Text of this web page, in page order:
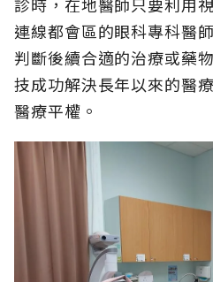
連線都會區的眼科專科醫
判斷後續合適的治療或藥
技成功解決長年以來的醫
醫療平權。